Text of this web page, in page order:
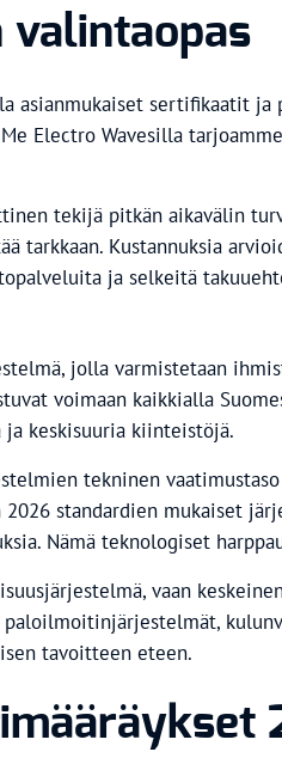
valintaopas
sertifikaatit ja
Electro Wavesilla tarjoamme
tekijä pitkän aikavälin
tarkkaan. Kustannuksia
ja selkeitä
jolla varmistetaan
voimaan kaikkialla
keskisuuria kiinteistöjä.
tekninen
standardien mukaiset
Nämä teknologiset
vaan
tavoitteen eteen.